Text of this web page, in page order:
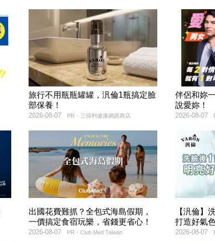
旅行不用瓶瓶罐罐，汎倫1瓶搞定臉
部保養！
PR・三得利健康網路商店
2026-08-07
伴侶和妳
說愛妳！
2026-08-07
出國花費難抓？全包式海島假期，
一價搞定食宿玩樂，省錢更省心！
PR・Club Med Taiwan
2026-08-07
【汎倫】
打造好氣
2026-08-07